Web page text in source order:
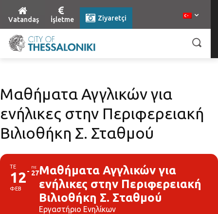
Vatandaş İşletme Ziyaretçi
Μαθήματα Αγγλικών για
ενήλικες στην Περιφερειακή
Βιλιοθήκη Σ. Σταθμού
ΤΕ
12
ΦΕΒ
ΠΕ
27Μαθήματα Αγγλικών για
ενήλικες στην Περιφερειακή
Βιλιοθήκη Σ. Σταθμού
Εργαστήριο Ενηλίκων